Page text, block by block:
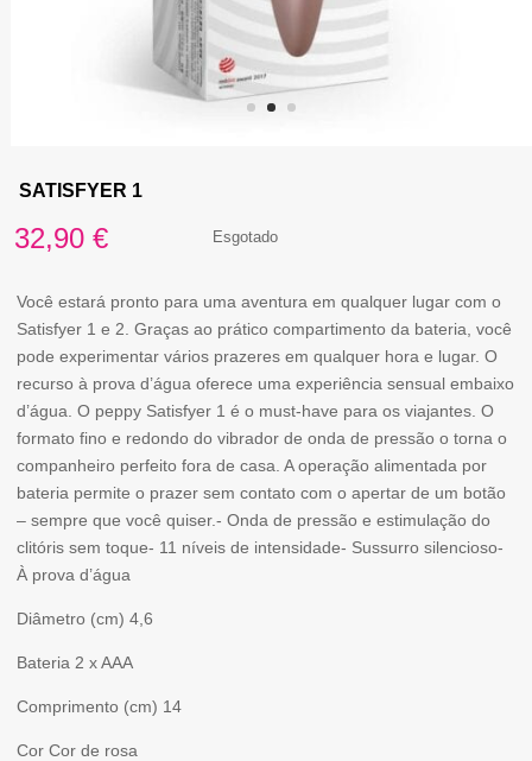
SATISFYER 1
32,90 € Esgotado
Você estará pronto para uma aventura em qualquer lugar com o
Satisfyer 1 e 2. Graças ao prático compartimento da bateria, você
pode experimentar vários prazeres em qualquer hora e lugar. O
recurso à prova d’água oferece uma experiência sensual embaixo
d’água. O peppy Satisfyer 1 é o must-have para os viajantes. O
formato fino e redondo do vibrador de onda de pressão o torna o
companheiro perfeito fora de casa. A operação alimentada por
bateria permite o prazer sem contato com o apertar de um botão
– sempre que você quiser.- Onda de pressão e estimulação do
clitóris sem toque- 11 níveis de intensidade- Sussurro silencioso-
À prova d’água
Diâmetro (cm) 4,6
Bateria 2 x AAA
Comprimento (cm) 14
Cor Cor de rosa